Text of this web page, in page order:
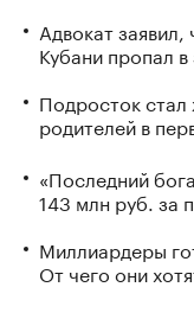
Адвокат
Кубани пропал
Подросток
родителей в
«Последний
143 млн руб. за
Миллиардеры
От чего они